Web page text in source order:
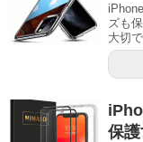
ズも
大切
保